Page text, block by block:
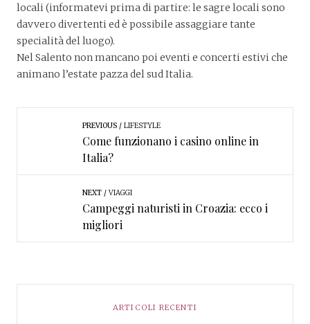
locali (informatevi prima di partire: le sagre locali sono
davvero divertenti ed è possibile assaggiare tante
specialità del luogo).
Nel Salento non mancano poi eventi e concerti estivi che
animano l’estate pazza del sud Italia.
PREVIOUS LIFESTYLE
Come funzionano i casino online in
Italia?
NEXT VIAGGI
Campeggi naturisti in Croazia: ecco i
migliori
ARTICOLI RECENTI